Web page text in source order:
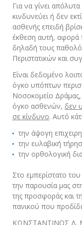
Για να γίνει
κινδυνεύει ή δεν
ασθενής επειδή
έκθεση αυτή, αφορά
δηλαδή τους
Περιστατικών και
Είναι δεδομένο
όγκο υπόπτων
Νοσοκομείο
όγκο ασθενών, δεν
σε κίνδυνο. Αυτό
την άψογη
την ευλαβική
την ορθολογική
Στο εμπερίστατο
την παρουσία μας
της προσφοράς και
πανικού που
ΚΩΝΣΤΑΝΤΙΝΟΣ Δ.